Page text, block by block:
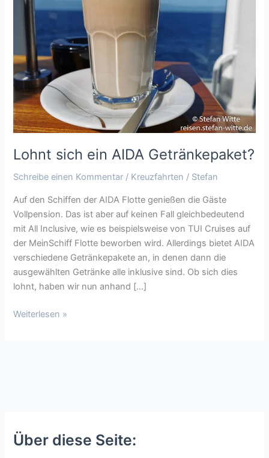
Lohnt sich ein AIDA Getränkepaket?
Schreibe einen Kommentar / Kreuzfahrten / Stefan
Auf den Schiffen der AIDA Flotte genießen die Gäste
Vollpension. Das ist aber auf keinen Fall gleichbedeutend
mit All Inclusive, wie es beispielsweise von TUI Cruises auf
der MeinSchiff Flotte beworben wird. Allerdings bietet AIDA
verschiedene Getränkepakete an, in denen dann die
ausgewählten Getränke alle inklusive sind. Ob sich dies
lohnt, haben wir nun anhand […]
Getränkepaket?
Weiterlesen »
Über diese Seite: